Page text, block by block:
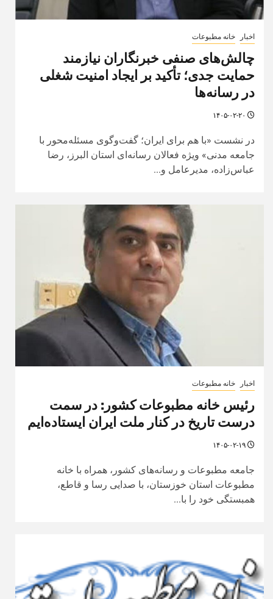
اخبار خانه مطبوعات
چالش‌های صنفی خبرنگاران نیازمند
حمایت جدی؛ تأکید بر ایجاد امنیت شغلی
در رسانه‌ها
در نشست «با هم برای ایران؛ گفت‌وگوی مسئله‌محور با
جامعه مدنی» ویژه فعالان رسانه‌ای استان البرز، رضا
عباس‌زاده، مدیرعامل و...
اخبار خانه مطبوعات
رئیس خانه مطبوعات کشور: در سمت
درست تاریخ در کنار ملت ایران ایستاده‌ایم
جامعه مطبوعات و رسانه‌های کشور، همراه با خانه
مطبوعات استان خوزستان، با صدایی رسا و قاطع،
همبستگی خود را با...